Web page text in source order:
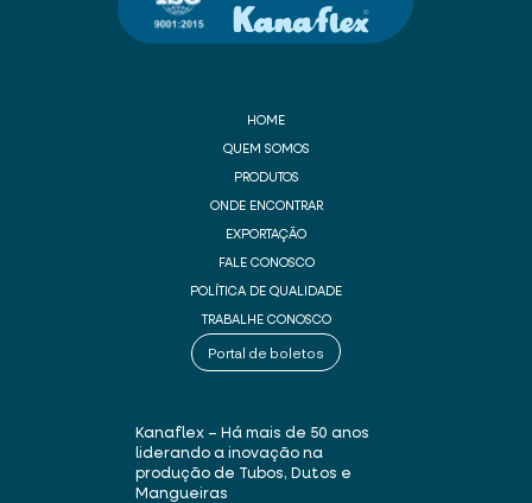
HOME
QUEM SOMOS
PRODUTOS
ONDE ENCONTRAR
EXPORTAÇÃO
FALE CONOSCO
POLÍTICA DE QUALIDADE
TRABALHE CONOSCO
Portal de boletos
Kanaflex – Há mais de 50 anos
liderando a inovação na
produção de Tubos, Dutos e
Mangueiras